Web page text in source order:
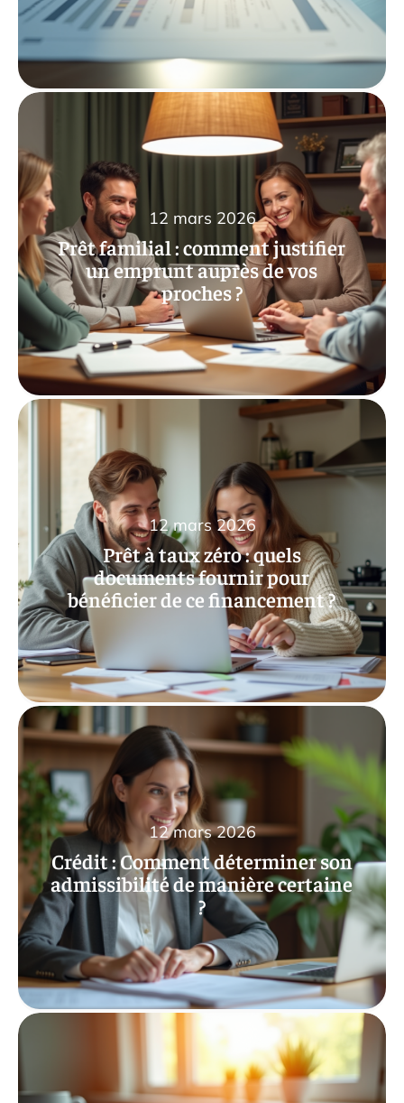
Prêt familial : comment justifier
un emprunt auprès de vos
proches ?
12 mars 2026
Prêt à taux zéro : quels
documents fournir pour
bénéficier de ce financement ?
12 mars 2026
Crédit : Comment déterminer son
admissibilité de manière certaine
?
12 mars 2026